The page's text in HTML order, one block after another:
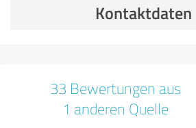
Kontaktdaten
33 Bewertungen aus
1 anderen Quelle